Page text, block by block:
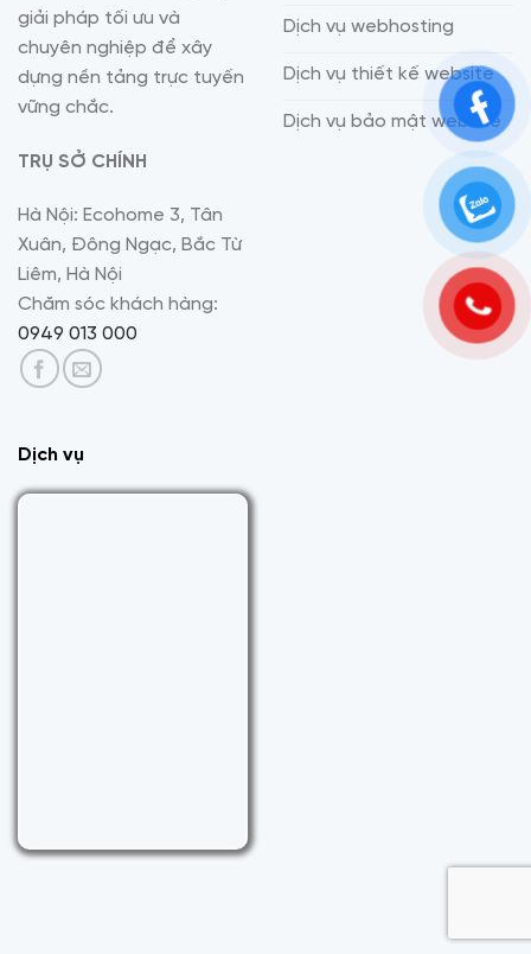
giải pháp tối ưu và
chuyên nghiệp để xây
dựng nền tảng trực tuyến
vững chắc.
TRỤ SỞ CHÍNH
Hà Nội: Ecohome 3, Tân
Xuân, Đông Ngạc, Bắc Từ
Liêm, Hà Nội
Chăm sóc khách hàng:
0949 013 000
Dịch vụ webhosting
Dịch vụ thiết kế website
Dịch vụ bảo mật website
Dịch vụ